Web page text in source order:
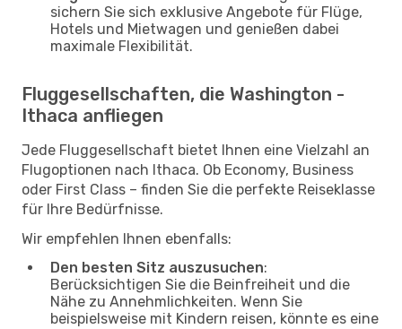
sichern Sie sich exklusive Angebote für Flüge,
Hotels und Mietwagen und genießen dabei
maximale Flexibilität.
Fluggesellschaften, die Washington -
Ithaca anfliegen
Jede Fluggesellschaft bietet Ihnen eine Vielzahl an
Flugoptionen nach Ithaca. Ob Economy, Business
oder First Class – finden Sie die perfekte Reiseklasse
für Ihre Bedürfnisse.
Wir empfehlen Ihnen ebenfalls:
Den besten Sitz auszusuchen:
Berücksichtigen Sie die Beinfreiheit und die
Nähe zu Annehmlichkeiten. Wenn Sie
beispielsweise mit Kindern reisen, könnte es eine